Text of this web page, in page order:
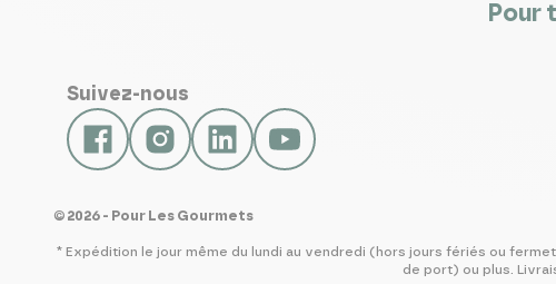
Pour
Suivez-nous
© 2026 - Pour Les Gourmets
* Expédition le jour même du lundi au vendredi (hors jours fériés ou
de port) ou plus.